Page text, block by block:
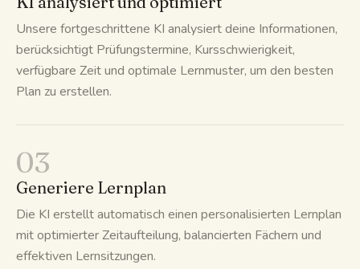
Unsere fortgeschrittene KI analysiert deine Informationen,
berücksichtigt Prüfungstermine, Kursschwierigkeit,
verfügbare Zeit und optimale Lernmuster, um den besten
Plan zu erstellen.
03
Generiere Lernplan
Die KI erstellt automatisch einen personalisierten Lernplan
mit optimierter Zeitaufteilung, balancierten Fächern und
effektiven Lernsitzungen.